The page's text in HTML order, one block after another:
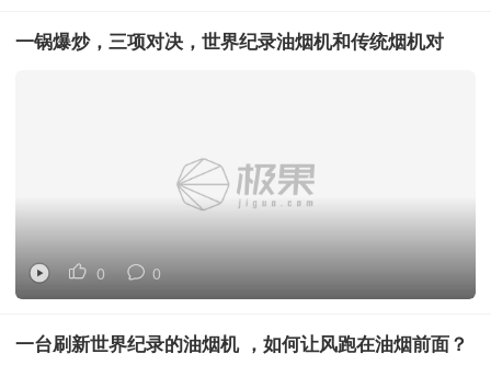
一锅爆炒，三项对决，世界纪录油烟机和传统烟机对
0 0
一台刷新世界纪录的油烟机 ，如何让风跑在油烟前面？